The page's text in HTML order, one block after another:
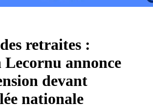
retraites :
Lecornu annonce
devant
nationale